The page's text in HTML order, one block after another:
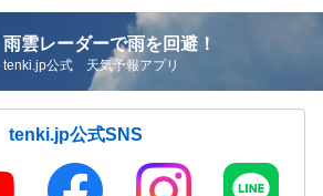
雨雲レーダーで雨を回避！
tenki.jp公式 天気予報アプリ
tenki.jp公式SNS